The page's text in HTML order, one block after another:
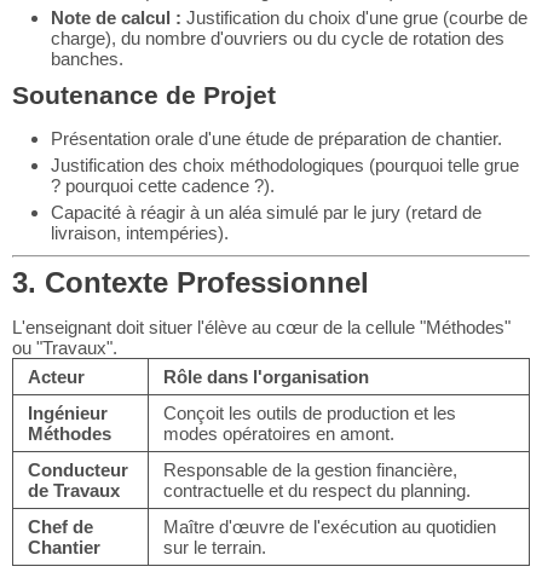
Note de calcul : Justification du choix d'une grue (courbe de
charge), du nombre d'ouvriers ou du cycle de rotation des
banches.
Soutenance de Projet
Présentation orale d'une étude de préparation de chantier.
Justification des choix méthodologiques (pourquoi telle grue
? pourquoi cette cadence ?).
Capacité à réagir à un aléa simulé par le jury (retard de
livraison, intempéries).
3. Contexte Professionnel
L'enseignant doit situer l'élève au cœur de la cellule "Méthodes"
ou "Travaux".
Acteur
Rôle dans l'organisation
Ingénieur
Méthodes
Conçoit les outils de production et les
modes opératoires en amont.
Conducteur
de Travaux
Responsable de la gestion financière,
contractuelle et du respect du planning.
Chef de
Chantier
Maître d'œuvre de l'exécution au quotidien
sur le terrain.